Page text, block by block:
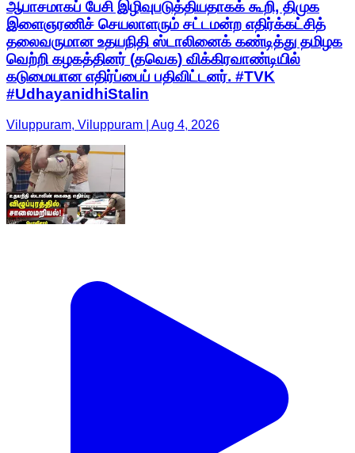
ஆபாசமாகப் பேசி இழிவுபடுத்தியதாகக் கூறி, திமுக
இளைஞரணிச் செயலாளரும் சட்டமன்ற எதிர்க்கட்சித்
தலைவருமான உதயநிதி ஸ்டாலினைக் கண்டித்து தமிழக
வெற்றி கழகத்தினர் (தவெக) விக்கிரவாண்டியில்
கடுமையான எதிர்ப்பைப் பதிவிட்டனர். #TVK
#UdhayanidhiStalin
Viluppuram, Viluppuram | Aug 4, 2026